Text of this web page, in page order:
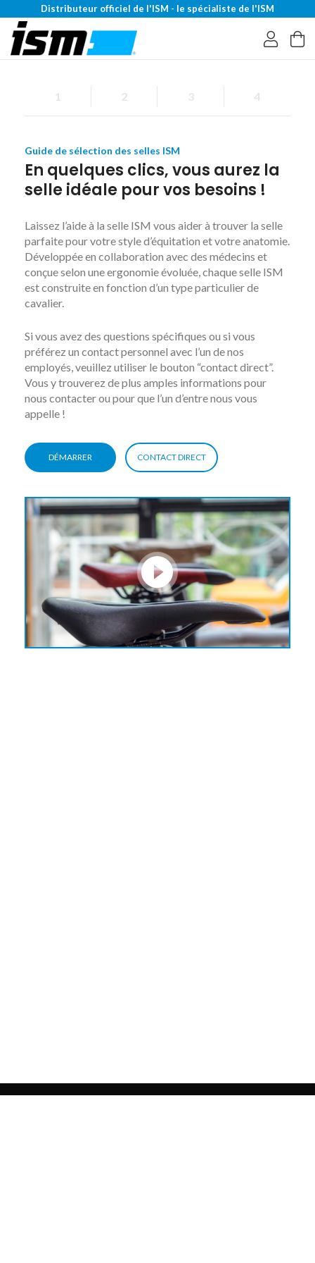
Distributeur officiel de l'ISM - le spécialiste de l'ISM
1 2 3 4
Guide de sélection des selles ISM
En quelques clics, vous aurez la
selle idéale pour vos besoins !
Laissez l’aide à la selle ISM vous aider à trouver la selle
parfaite pour votre style d’équitation et votre anatomie.
Développée en collaboration avec des médecins et
conçue selon une ergonomie évoluée, chaque selle ISM
est construite en fonction d’un type particulier de
cavalier.
Si vous avez des questions spécifiques ou si vous
préférez un contact personnel avec l’un de nos
employés, veuillez utiliser le bouton “contact direct”.
Vous y trouverez de plus amples informations pour
nous contacter ou pour que l’un d’entre nous vous
appelle !
DÉMARRER CONTACT DIRECT